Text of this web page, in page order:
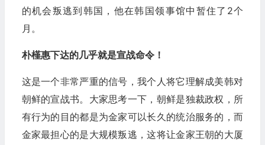
的机会叛逃到韩国，他在韩国领事馆中暂住了2个
月。
朴槿惠下达的几乎就是宣战命令！
这是一个非常严重的信号，我个人将它理解成美韩对
朝鲜的宣战书。大家思考一下，朝鲜是独裁政权，所
有行为的目的都是为金家可以长久的统治服务的，而
金家最担心的是大规模叛逃，这将让金家王朝的大厦